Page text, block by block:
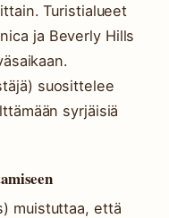
Turistialueet
ja Beverly Hills
suosittelee
syrjäisiä
muistuttaa, että